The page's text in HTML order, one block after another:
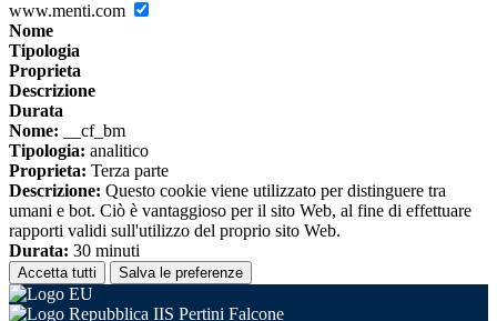
www.menti.com
Nome
Tipologia
Proprieta
Descrizione
Durata
Nome: __cf_bm
Tipologia: analitico
Proprieta: Terza parte
Descrizione: Questo cookie viene utilizzato per distinguere tra
umani e bot. Ciò è vantaggioso per il sito Web, al fine di effettuare
rapporti validi sull'utilizzo del proprio sito Web.
Durata: 30 minuti
Accetta tutti Salva le preferenze
IIS Pertini Falcone